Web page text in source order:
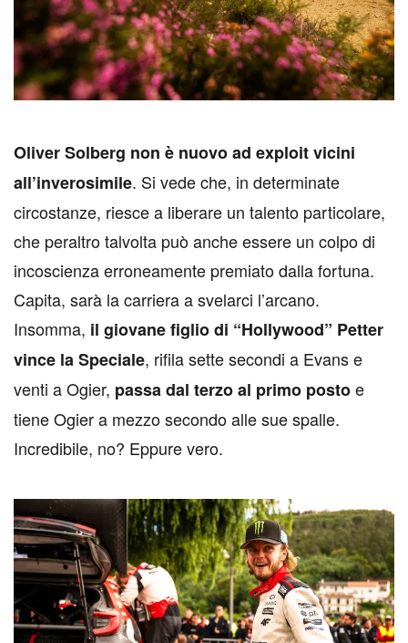
Oliver Solberg non è nuovo ad exploit vicini
all’inverosimile. Si vede che, in determinate
circostanze, riesce a liberare un talento particolare,
che peraltro talvolta può anche essere un colpo di
incoscienza erroneamente premiato dalla fortuna.
Capita, sarà la carriera a svelarci l’arcano.
Insomma, il giovane figlio di “Hollywood” Petter
vince la Speciale, rifila sette secondi a Evans e
venti a Ogier, passa dal terzo al primo postoe
tiene Ogier a mezzo secondo alle sue spalle.
Incredibile, no? Eppure vero.